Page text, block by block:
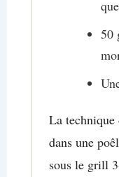
50
La technique
dans une
sous le grill